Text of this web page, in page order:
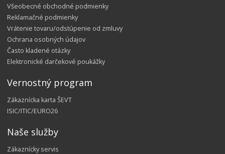
Všeobecné obchodné podmienky
Reklamačné podmienky
Vrátenie tovaru/odstúpenie od zmluvy
Ochrana osobných údajov
Často kladené otázky
Elektronické darčekové poukážky
Vernostný program
Zákaznícka karta ŠEVT
ISIC/ITIC/EURO26
Naše služby
Zákaznícky servis